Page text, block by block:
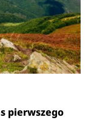
pierwszego